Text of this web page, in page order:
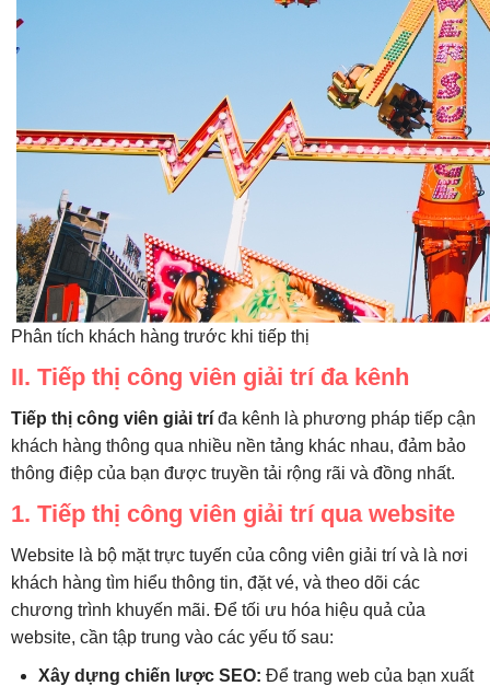
Phân tích khách hàng trước khi tiếp thị
II. Tiếp thị công viên giải trí đa kênh
Tiếp thị công viên giải trí đa kênh là phương pháp tiếp cận
khách hàng thông qua nhiều nền tảng khác nhau, đảm bảo
thông điệp của bạn được truyền tải rộng rãi và đồng nhất.
1. Tiếp thị công viên giải trí qua website
Website là bộ mặt trực tuyến của công viên giải trí và là nơi
khách hàng tìm hiểu thông tin, đặt vé, và theo dõi các
chương trình khuyến mãi. Để tối ưu hóa hiệu quả của
website, cần tập trung vào các yếu tố sau:
Xây dựng chiến lược SEO: Để trang web của bạn xuất